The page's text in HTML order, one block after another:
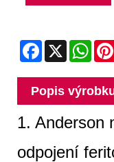
Facebook
X
Popis
1. Anderson
odpojení